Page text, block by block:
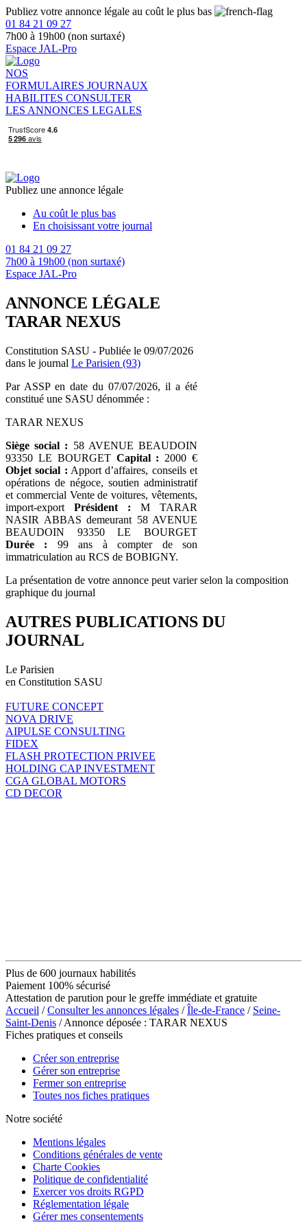
Publiez votre annonce légale au coût le plus bas
01 84 21 09 27
7h00 à 19h00 (non surtaxé)
Espace JAL-Pro
NOS
FORMULAIRES JOURNAUX
HABILITES CONSULTER
LES ANNONCES LEGALES
Publiez une annonce légale
Au coût le plus bas
En choisissant votre journal
01 84 21 09 27
7h00 à 19h00 (non surtaxé)
Espace JAL-Pro
ANNONCE LÉGALE
TARAR NEXUS
Constitution SASU - Publiée le 09/07/2026
dans le journal Le Parisien (93)
Par ASSP en date du 07/07/2026, il a été
constitué une SASU dénommée :
TARAR NEXUS
Siège social : 58 AVENUE BEAUDOIN
93350 LE BOURGET Capital : 2000 €
Objet social : Apport d’affaires, conseils et
opérations de négoce, soutien administratif
et commercial Vente de voitures, vêtements,
import-export Président : M TARAR
NASIR ABBAS demeurant 58 AVENUE
BEAUDOIN 93350 LE BOURGET
Durée : 99 ans à compter de son
immatriculation au RCS de BOBIGNY.
La présentation de votre annonce peut varier selon la composition
graphique du journal
AUTRES PUBLICATIONS DU
JOURNAL
Le Parisien
en Constitution SASU
FUTURE CONCEPT
NOVA DRIVE
AIPULSE CONSULTING
FIDEX
FLASH PROTECTION PRIVEE
HOLDING CAP INVESTMENT
CGA GLOBAL MOTORS
CD DECOR
Plus de 600 journaux habilités
Paiement 100% sécurisé
Attestation de parution pour le greffe immédiate et gratuite
Accueil /Consulter les annonces légales /Île-de-France / Seine-
Saint-Denis / Annonce déposée : TARAR NEXUS
Fiches pratiques et conseils
Créer son entreprise
Gérer son entreprise
Fermer son entreprise
Toutes nos fiches pratiques
Notre société
Mentions légales
Conditions générales de vente
Charte Cookies
Politique de confidentialité
Exercer vos droits RGPD
Réglementation légale
Gérer mes consentements